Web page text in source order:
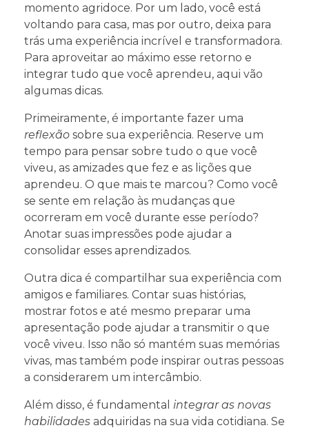
momento agridoce. Por um lado, você está
voltando para casa, mas por outro, deixa para
trás uma experiência incrível e transformadora.
Para aproveitar ao máximo esse retorno e
integrar tudo que você aprendeu, aqui vão
algumas dicas.
Primeiramente, é importante fazer uma
reflexão sobre sua experiência. Reserve um
tempo para pensar sobre tudo o que você
viveu, as amizades que fez e as lições que
aprendeu. O que mais te marcou? Como você
se sente em relação às mudanças que
ocorreram em você durante esse período?
Anotar suas impressões pode ajudar a
consolidar esses aprendizados.
Outra dica é compartilhar sua experiência com
amigos e familiares. Contar suas histórias,
mostrar fotos e até mesmo preparar uma
apresentação pode ajudar a transmitir o que
você viveu. Isso não só mantém suas memórias
vivas, mas também pode inspirar outras pessoas
a considerarem um intercâmbio.
Além disso, é fundamental integrar as novas
habilidades adquiridas na sua vida cotidiana. Se